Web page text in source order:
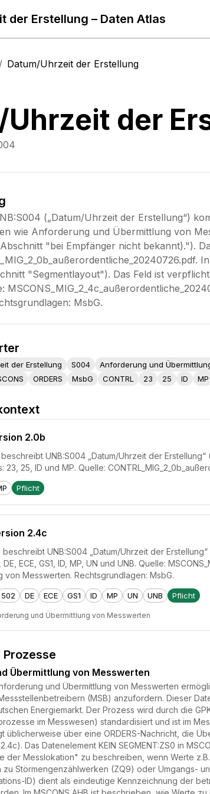
der Erstellung – Daten Atlas
/ Datum/Uhrzeit der Erstellung
Uhrzeit der
(„Datum/Uhrzeit der Erstellung“)
wie Anforderung und Übermittlung von
"bei Empfänger nicht bekannt).").
"Segmentlayout"). Das Feld ist
MsbG.
der Erstellung S004 Anforderung und
ORDERS MsbG CONTRL 23 25 ID MP
2.0b
beschreibt UNB:S004 „Datum/Uhrzeit der
23, 25, ID und MP. Quelle:
Pflicht
2.4c
beschreibt UNB:S004 „Datum/Uhrzeit der
ECE, GS1, ID, MP, UN und UNB. Quelle:
von Messwerten. Rechtsgrundlagen: MsbG.
502 DE ECE GS1 ID MP UN UNB Pflicht
und Übermittlung von Messwerten
Übermittlung von Messwerten
und Übermittlung von Messwerten
(MSB) anzufordern. Dieser
Energiemarkt. Der Prozess wird durch die
im Messwesen) standardisiert und ist im
üblicherweise über eine ORDERS-Nachricht, die
Das Datenelement KEIN SEGMENT:ZS0 in
der Messlokation" zu beschreiben, wenn Werte
zu Störmengenzählwerken (ZQ9) oder Umgangs-
ID) dient als eindeutige Kennzeichnung der